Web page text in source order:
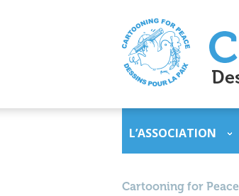
L’ASSOCIATION
Cartooning for Peace